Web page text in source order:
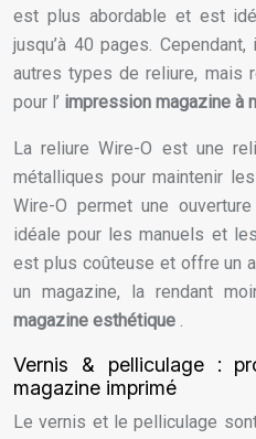
est plus abordable et est
jusqu’à 40 pages.
autres types de reliure, mais
pour l’ impression magazine à
La reliure Wire-O est une
métalliques pour maintenir
Wire-O permet une
idéale pour les manuels et
est plus coûteuse et offre un
un magazine, la rendant
magazine esthétique .
Vernis & pelliculage :
magazine imprimé
Le vernis et le pelliculage